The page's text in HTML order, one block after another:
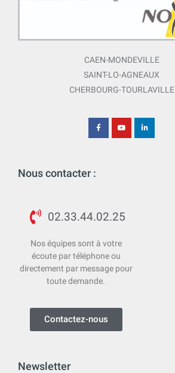
CAEN-MONDEVILLE
SAINT-LO-AGNEAUX
CHERBOURG-TOURLAVILLE
Nous contacter :
02.33.44.02.25
Nos équipes sont à votre
écoute par téléphone ou
directement par message pour
toute demande.
Contactez-nous
Newsletter